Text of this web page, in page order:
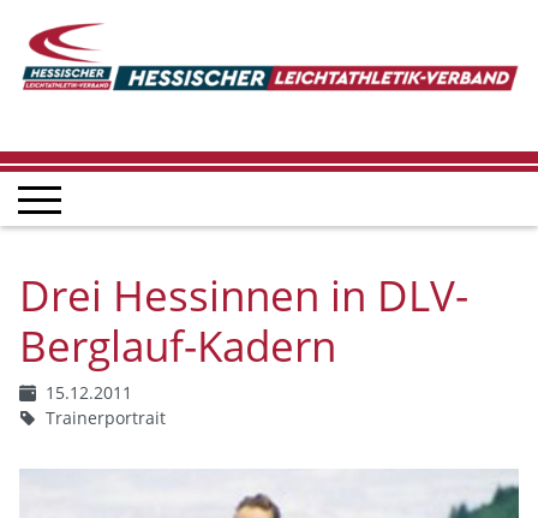
Drei Hessinnen in DLV-
Berglauf-Kadern
15.12.2011
Trainerportrait